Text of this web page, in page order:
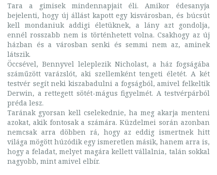
Tara a gimisek mindennapjait éli. Amikor édesanyja
bejelenti, hogy új állást kapott egy kisvárosban, és búcsút
kell mondaniuk addigi életüknek, a lány azt gondolja,
ennél rosszabb nem is történhetett volna. Csakhogy az új
házban és a városban senki és semmi nem az, aminek
látszik.
Öccsével, Bennyvel leleplezik Nicholast, a ház fogságába
száműzött varázslót, aki szellemként tengeti életét. A két
testvér segít neki kiszabadulni a fogságból, amivel felkeltik
Derwin, a rettegett sötét-mágus figyelmét. A testvérpárból
préda lesz.
Tarának gyorsan kell cselekednie, ha meg akarja menteni
azokat, akik fontosak a számára. Küzdelmei során azonban
nemcsak arra döbben rá, hogy az eddig ismertnek hitt
világa mögött húzódik egy ismeretlen másik, hanem arra is,
hogy a feladat, melyet magára kellett vállalnia, talán sokkal
nagyobb, mint amivel elbír.